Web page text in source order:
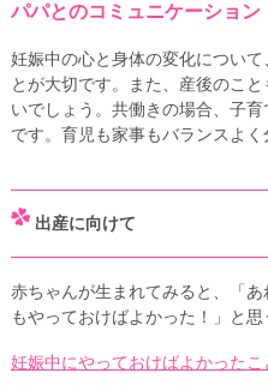
パパとのコミュニケーション
妊娠中の心と身体の変化につい
とが大切です。また、産後のこ
いでしょう。共働きの場合、子
です。育児も家事もバランスよく
出産に向けて
赤ちゃんが生まれてみると、「
もやっておけばよかった！」と思
妊娠中にやっておけばよかったこ